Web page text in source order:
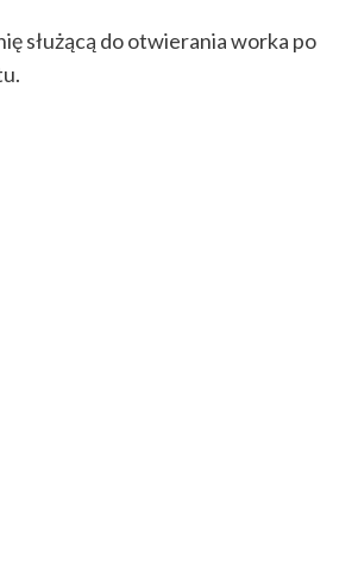
służącą do otwierania worka po